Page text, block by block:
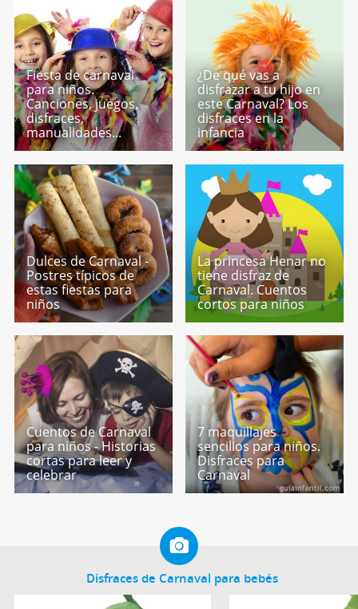
Fiesta de carnaval
para niños.
Canciones, juegos,
disfraces,
manualidades...
¿De qué vas a
disfrazar a tu hijo en
este Carnaval? Los
disfraces en la
infancia
Dulces de Carnaval -
Postres típicos de
estas fiestas para
niños
La princesa Henar no
tiene disfraz de
Carnaval. Cuentos
cortos para niños
Cuentos de Carnaval
para niños - Historias
cortas para leer y
celebrar
7 maquillajes
sencillos para niños.
Disfraces para
Carnaval
Disfraces de Carnaval para bebés